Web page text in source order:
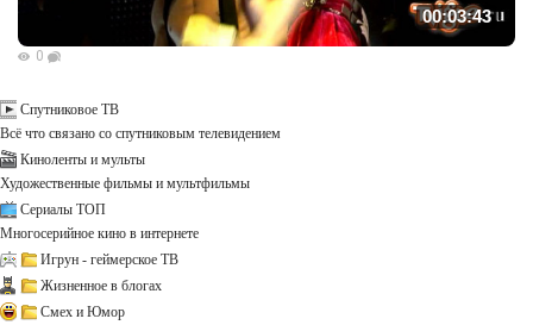
00:03:43
0
Спутниковое ТВ
Всё что связано со спутниковым телевидением
Киноленты и мульты
Художественные фильмы и мультфильмы
Сериалы ТОП
Многосерийное кино в интернете
Игрун - геймерское ТВ
Жизненное в блогах
Смех и Юмор